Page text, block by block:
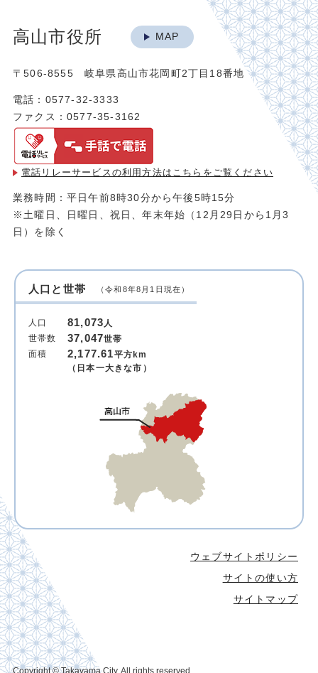
高山市役所 MAP
〒506-8555 岐阜県高山市花岡町2丁目18番地
電話：0577-32-3333
ファクス：0577-35-3162
電話リレーサービスの利用方法は こちらをご覧ください
業務時間：平日午前8時30分から午後5時15分
※土曜日、日曜日、祝日、年末年始（12月29日から1月3
日）を除く
人口と世帯 （令和8年8月1日現在）
人口 81,073人
世帯数
37,047世帯
面積
2,177.61平方km
（日本一大きな市）
ウェブサイトポリシー
サイトの使い方
サイトマップ
Copyright © Takayama City. All rights reserved.